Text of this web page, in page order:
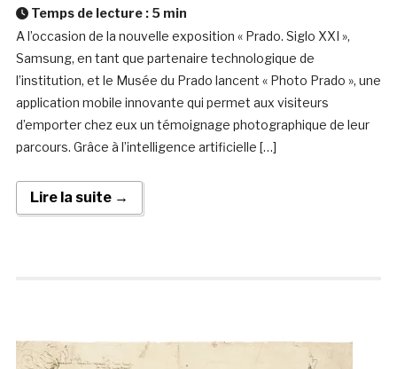
Temps de lecture : 5 min
A l’occasion de la nouvelle exposition « Prado. Siglo XXI »,
Samsung, en tant que partenaire technologique de
l’institution, et le Musée du Prado lancent « Photo Prado », une
application mobile innovante qui permet aux visiteurs
d’emporter chez eux un témoignage photographique de leur
parcours. Grâce à l’intelligence artificielle […]
Lire la suite →